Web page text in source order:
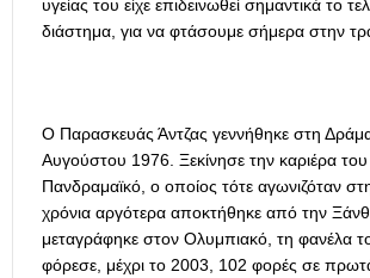
υγείας του είχε επιδεινωθεί σημαντικά το
διάστημα, για να φτάσουμε σήμερα στην
Ο Παρασκευάς Άντζας γεννήθηκε στη
Αυγούστου 1976. Ξεκίνησε την καριέρα
Πανδραμαϊκό, ο οποίος τότε αγωνιζόταν
χρόνια αργότερα αποκτήθηκε από την
μεταγράφηκε στον Ολυμπιακό, τη φανέλα
φόρεσε, μέχρι το 2003, 102 φορές σε